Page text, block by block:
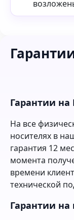
Гарантии
На все
носителях в
гарантия 12
момента
времени
технической
Гарантии